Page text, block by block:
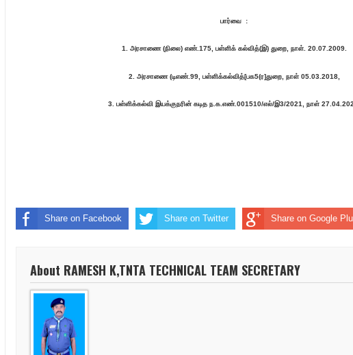
பார்வை :
1. அரசாணை (நிலை) எண்‌.175, பள்ளிக்‌ கல்வித்‌(இ) துறை, நாள்‌. 20.07.2009.
2. அரசாணை (டிஎண்‌.99, பள்ளிக்கல்வித்‌[பக5(ர]துறை, நாள்‌ 05.03.2018,
3. பள்ளிக்கல்வி இயக்குநரின்‌ கடித ந.க.எண்‌.001510/எல்‌/இ3/2021, நாள்‌
Share on Facebook Share on Twitter Share on Google
About RAMESH K,TNTA TECHNICAL TEAM SECRETARY